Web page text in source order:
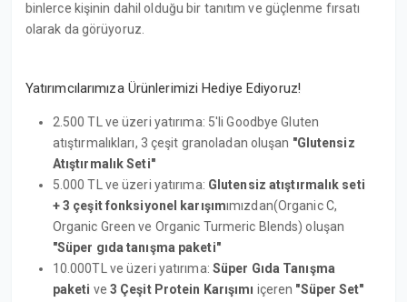
binlerce kişinin dahil olduğu bir tanıtım ve güçlenme fırsatı
olarak da görüyoruz.
Yatırımcılarımıza Ürünlerimizi Hediye Ediyoruz!
2.500 TL ve üzeri yatırıma: 5'li Goodbye Gluten
atıştırmalıkları, 3 çeşit granoladan oluşan "Glutensiz
Atıştırmalık Seti"
5.000 TL ve üzeri yatırıma: Glutensiz atıştırmalık seti
+ 3 çeşit fonksiyonel karışımımızdan(Organic C,
Organic Green ve Organic Turmeric Blends) oluşan
"Süper gıda tanışma paketi"
10.000TL ve üzeri yatırıma: Süper Gıda Tanışma
paketi ve 3 Çeşit Protein Karışımı içeren "Süper Set"